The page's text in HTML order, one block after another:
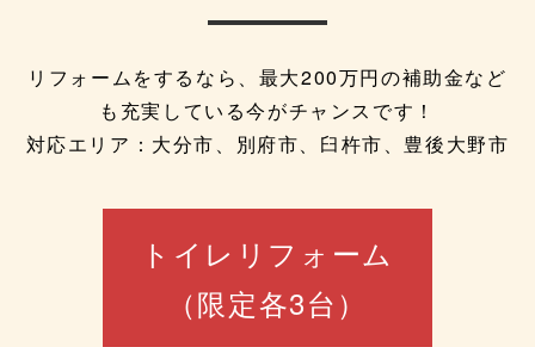
リフォームをするなら、最大200万円の補助金など
も充実している今がチャンスです！
対応エリア：大分市、別府市、臼杵市、豊後大野市
トイレリフォーム
（限定各3台）